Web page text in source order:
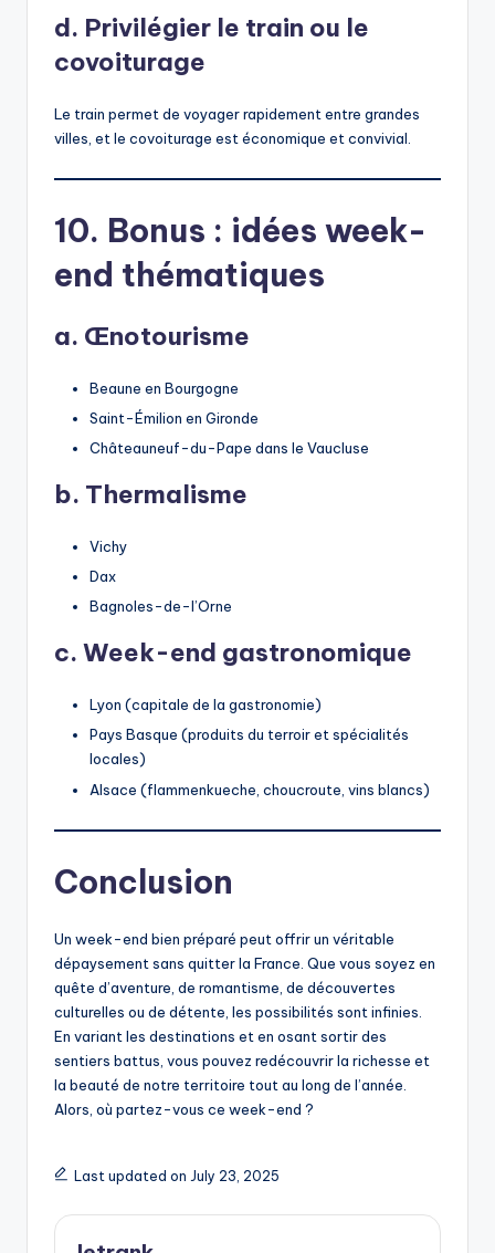
d. Privilégier le train ou le
covoiturage
Le train permet de voyager rapidement entre grandes
villes, et le covoiturage est économique et convivial.
10. Bonus : idées week-
end thématiques
a. Œnotourisme
Beaune en Bourgogne
Saint-Émilion en Gironde
Châteauneuf-du-Pape dans le Vaucluse
b. Thermalisme
Vichy
Dax
Bagnoles-de-l’Orne
c. Week-end gastronomique
Lyon (capitale de la gastronomie)
Pays Basque (produits du terroir et spécialités
locales)
Alsace (flammenkueche, choucroute, vins blancs)
Conclusion
Un week-end bien préparé peut offrir un véritable
dépaysement sans quitter la France. Que vous soyez en
quête d’aventure, de romantisme, de découvertes
culturelles ou de détente, les possibilités sont infinies.
En variant les destinations et en osant sortir des
sentiers battus, vous pouvez redécouvrir la richesse et
la beauté de notre territoire tout au long de l’année.
Alors, où partez-vous ce week-end ?
Last updated on July 23, 2025